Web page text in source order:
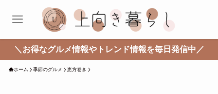
＼お得なグルメ情報やトレンド情報を毎日発信中／
ホーム 季節のグルメ 恵方巻き